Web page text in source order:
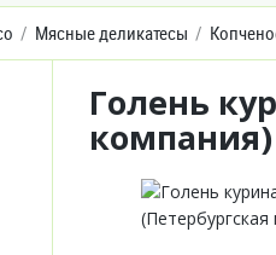
Мясные деликатесы
Голень
компания)